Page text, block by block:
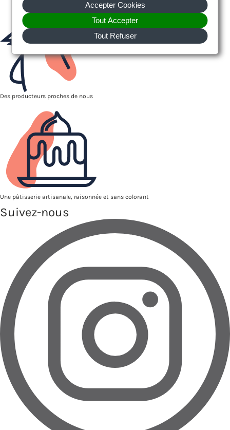
Des producteurs proches de nous
Une pâtisserie artisanale, raisonnée et sans colorant
Suivez-nous
Accepter Cookies
Tout Accepter
Tout Refuser